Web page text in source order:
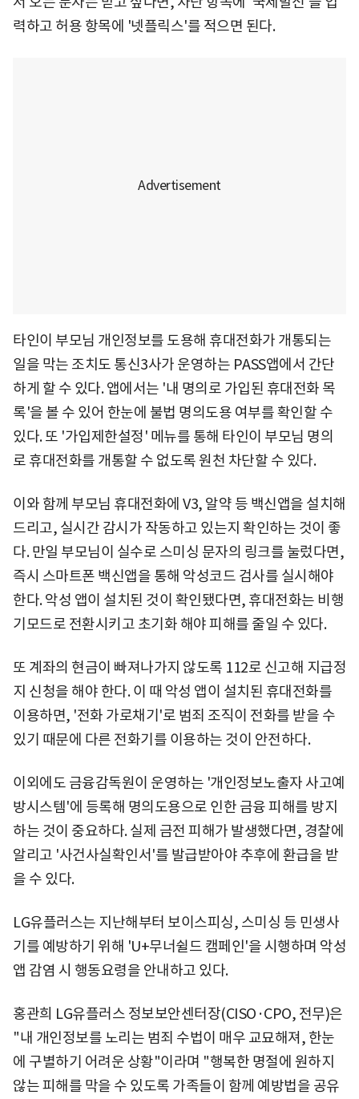
력하고 허용 항목에 '넷플릭스'를 적으면 된다.
타인이 부모님 개인정보를 도용해 휴대전화가 개통되는
일을 막는 조치도 통신3사가 운영하는 PASS앱에서 간단
하게 할 수 있다. 앱에서는 '내 명의로 가입된 휴대전화 목
록'을 볼 수 있어 한눈에 불법 명의도용 여부를 확인할 수
있다. 또 '가입제한설정' 메뉴를 통해 타인이 부모님 명의
로 휴대전화를 개통할 수 없도록 원천 차단할 수 있다.
이와 함께 부모님 휴대전화에 V3, 알약 등 백신앱을 설치해
드리고, 실시간 감시가 작동하고 있는지 확인하는 것이 좋
다. 만일 부모님이 실수로 스미싱 문자의 링크를 눌렀다면,
즉시 스마트폰 백신앱을 통해 악성코드 검사를 실시해야
한다. 악성 앱이 설치된 것이 확인됐다면, 휴대전화는 비행
기모드로 전환시키고 초기화 해야 피해를 줄일 수 있다.
또 계좌의 현금이 빠져나가지 않도록 112로 신고해 지급정
지 신청을 해야 한다. 이 때 악성 앱이 설치된 휴대전화를
이용하면, '전화 가로채기'로 범죄 조직이 전화를 받을 수
있기 때문에 다른 전화기를 이용하는 것이 안전하다.
이외에도 금융감독원이 운영하는 '개인정보노출자 사고예
방시스템'에 등록해 명의도용으로 인한 금융 피해를 방지
하는 것이 중요하다. 실제 금전 피해가 발생했다면, 경찰에
알리고 '사건사실확인서'를 발급받아야 추후에 환급을 받
을 수 있다.
LG유플러스는 지난해부터 보이스피싱, 스미싱 등 민생사
기를 예방하기 위해 'U+무너쉴드 캠페인'을 시행하며 악성
앱 감염 시 행동요령을 안내하고 있다.
홍관희 LG유플러스 정보보안센터장(CISO·CPO, 전무)은
"내 개인정보를 노리는 범죄 수법이 매우 교묘해져, 한눈
에 구별하기 어려운 상황"이라며 "행복한 명절에 원하지
않는 피해를 막을 수 있도록 가족들이 함께 예방법을 공유